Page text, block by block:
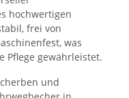
hochwertigen
frei von
was
Pflege gewährleistet.
und